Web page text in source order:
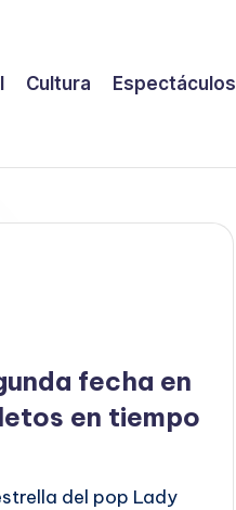
Cultura Espectáculos
fecha en
en tiempo
del pop Lady